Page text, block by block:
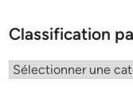
Classification
Classification